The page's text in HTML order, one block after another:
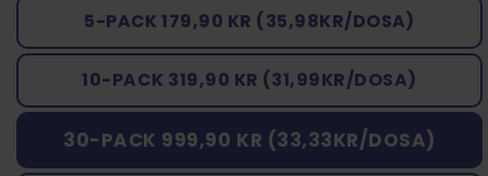
5-PACK 179,90 KR (35,98KR/DOSA)
10-PACK 319,90 KR (31,99KR/DOSA)
30-PACK 999,90 KR (33,33KR/DOSA)